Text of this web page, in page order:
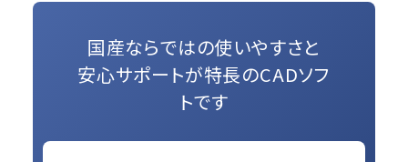
国産ならではの使いやすさと
安心サポートが特長のCADソフ
トです